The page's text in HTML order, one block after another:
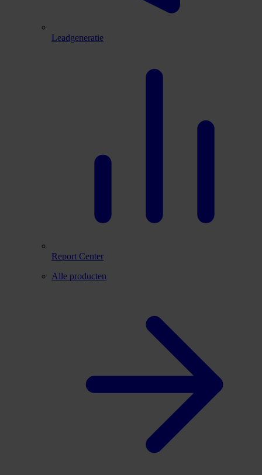
Leadgeneratie
Report Center
Alle producten